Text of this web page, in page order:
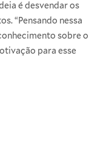
é desvendar os
“Pensando nessa
sobre o
para esse